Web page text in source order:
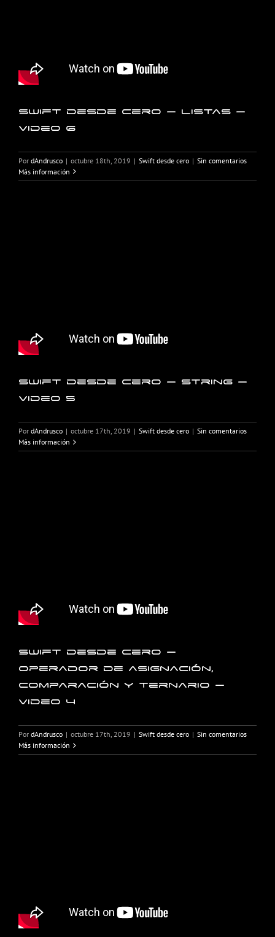
Swift desde cero – Listas –
Video 6
Por dAndrusco | octubre 18th, 2019 | Swift desde cero | Sin comentarios
Más información
Swift desde cero – String –
Video 5
Por dAndrusco | octubre 17th, 2019 | Swift desde cero | Sin comentarios
Más información
Swift desde cero –
Operador de asignación,
comparación y ternario –
Video 4
Por dAndrusco | octubre 17th, 2019 | Swift desde cero | Sin comentarios
Más información